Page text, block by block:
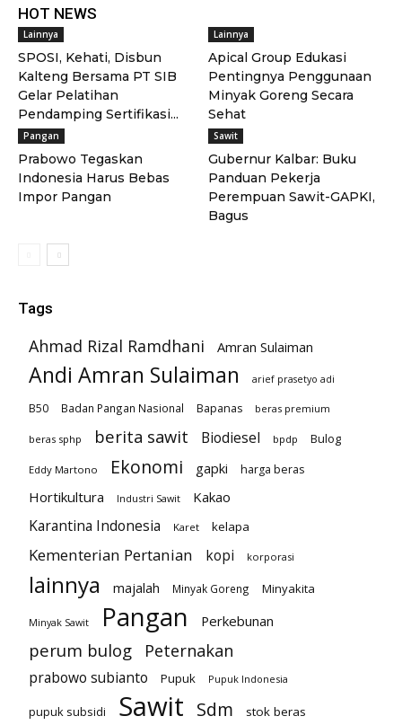
HOT NEWS
Lainnya
SPOSI, Kehati, Disbun
Kalteng Bersama PT SIB
Gelar Pelatihan
Pendamping Sertifikasi...
Lainnya
Apical Group Edukasi
Pentingnya Penggunaan
Minyak Goreng Secara
Sehat
Pangan
Prabowo Tegaskan
Indonesia Harus Bebas
Impor Pangan
Sawit
Gubernur Kalbar: Buku
Panduan Pekerja
Perempuan Sawit-GAPKI,
Bagus
Tags
Ahmad Rizal Ramdhani Amran Sulaiman
Andi Amran Sulaiman arief prasetyo adi
B50 Badan Pangan Nasional Bapanas beras premium
beras sphp berita sawit Biodiesel bpdp Bulog
Eddy Martono Ekonomi gapki harga beras
Hortikultura Industri Sawit Kakao
Karantina Indonesia Karet kelapa
Kementerian Pertanian kopi korporasi
lainnya majalah Minyak Goreng Minyakita
Minyak Sawit Pangan Perkebunan
perum bulog Peternakan
prabowo subianto Pupuk Pupuk Indonesia
pupuk subsidi Sawit Sdm stok beras